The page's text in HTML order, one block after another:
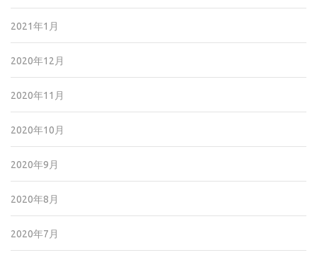
2021年1月
2020年12月
2020年11月
2020年10月
2020年9月
2020年8月
2020年7月